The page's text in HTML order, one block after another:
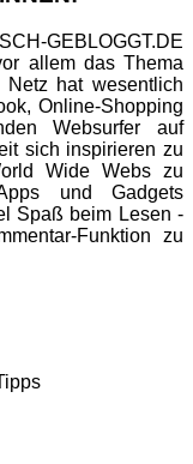
GEBLOGGT.DE
allem das Thema
hat wesentlich
Online-Shopping
Websurfer auf
sich inspirieren zu
Wide Webs zu
und Gadgets
Spaß beim Lesen -
Funktion zu